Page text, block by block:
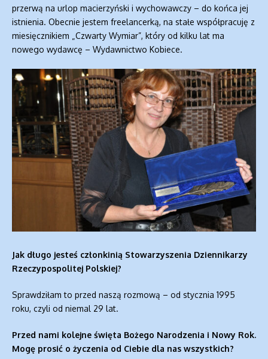
przerwą na urlop macierzyński i wychowawczy – do końca jej
istnienia. Obecnie jestem freelancerką, na stałe współpracuję z
miesięcznikiem „Czwarty Wymiar”, który od kilku lat ma
nowego wydawcę – Wydawnictwo Kobiece.
Jak długo jesteś członkinią Stowarzyszenia Dziennikarzy
Rzeczypospolitej Polskiej?
Sprawdziłam to przed naszą rozmową – od stycznia 1995
roku, czyli od niemal 29 lat.
Przed nami kolejne święta Bożego Narodzenia i Nowy Rok.
Mogę prosić o życzenia od Ciebie dla nas wszystkich?